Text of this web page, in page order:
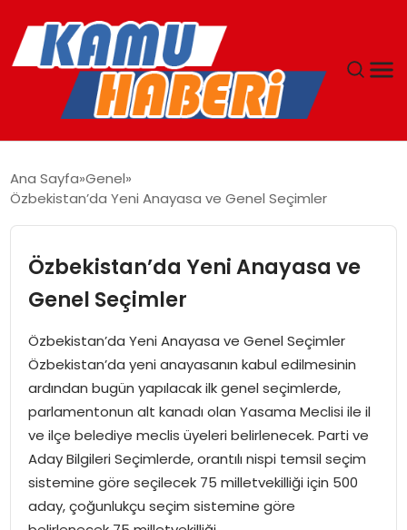
GÜNCEL
MAGAZIN
EKONOMI
SPOR
TEKNOLOJI
EĞITIM
Ana Sayfa Genel
Özbekistan’da Yeni Anayasa ve Genel Seçimler
Özbekistan’da Yeni Anayasa ve
Genel Seçimler
Özbekistan’da Yeni Anayasa ve Genel Seçimler
Özbekistan’da yeni anayasanın kabul edilmesinin
ardından bugün yapılacak ilk genel seçimlerde,
parlamentonun alt kanadı olan Yasama Meclisi ile il
ve ilçe belediye meclis üyeleri belirlenecek. Parti ve
Aday Bilgileri Seçimlerde, orantılı nispi temsil seçim
sistemine göre seçilecek 75 milletvekilliği için 500
aday, çoğunlukçu seçim sistemine göre